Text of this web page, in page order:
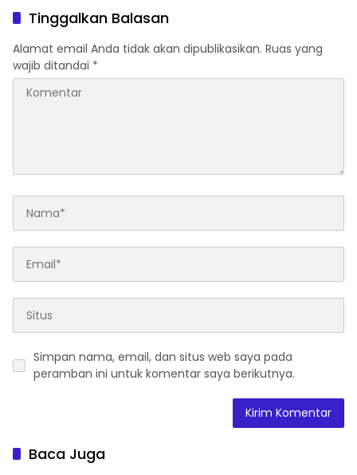
Tinggalkan Balasan
Alamat email Anda tidak akan dipublikasikan. Ruas yang
wajib ditandai *
Simpan nama, email, dan situs web saya pada
peramban ini untuk komentar saya berikutnya.
Baca Juga